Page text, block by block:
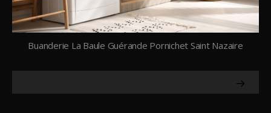
Buanderie La Baule Guérande Pornichet Saint Nazaire